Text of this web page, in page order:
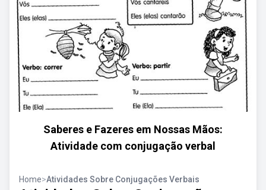
Saberes e Fazeres em Nossas Mãos:
Atividade com conjugação verbal
Home>Atividades Sobre Conjugações Verbais